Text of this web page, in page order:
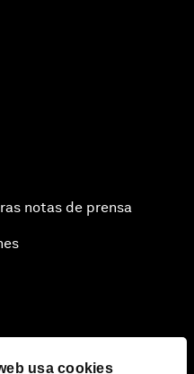
usa cookies
notas de prensa